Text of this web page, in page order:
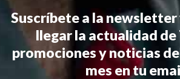
Suscríbete a la newsletter
llegar la actualidad de
promociones y noticias
mes en tu